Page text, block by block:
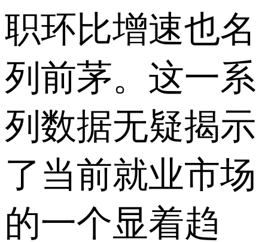
职环比增速也名
列前茅。这一系
列数据无疑揭示
了当前就业市场
的一个显着趋